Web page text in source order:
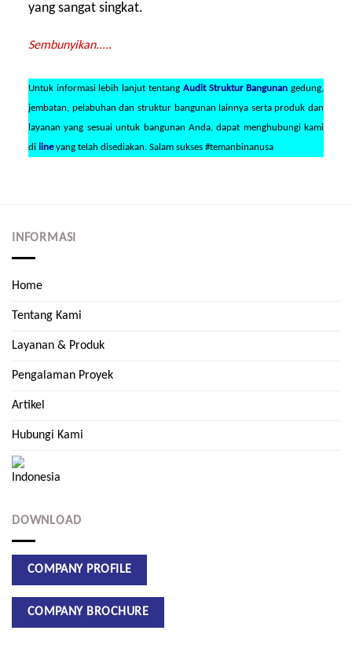
yang sangat singkat.
Sembunyikan.....
Untuk informasi lebih lanjut tentang Audit Struktur Bangunan gedung,
jembatan, pelabuhan dan struktur bangunan lainnya serta produk dan
layanan yang sesuai untuk bangunan Anda, dapat menghubungi kami
di lineyang telah disediakan. Salam sukses #temanbinanusa
INFORMASI
Home
Tentang Kami
Layanan & Produk
Pengalaman Proyek
Artikel
Hubungi Kami
DOWNLOAD